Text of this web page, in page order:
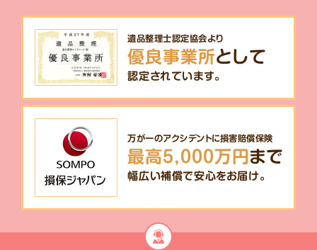
遺品整理士認定協会より
優良事業所として
認定されています。
万が一のアクシデントに損害賠償保険
最高5,000万円まで
幅広い補償で安心をお届け。